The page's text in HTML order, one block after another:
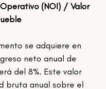
(NOI) / Valor
se adquiere en
neto anual de
del 8%. Este valor
bruta anual sobre el